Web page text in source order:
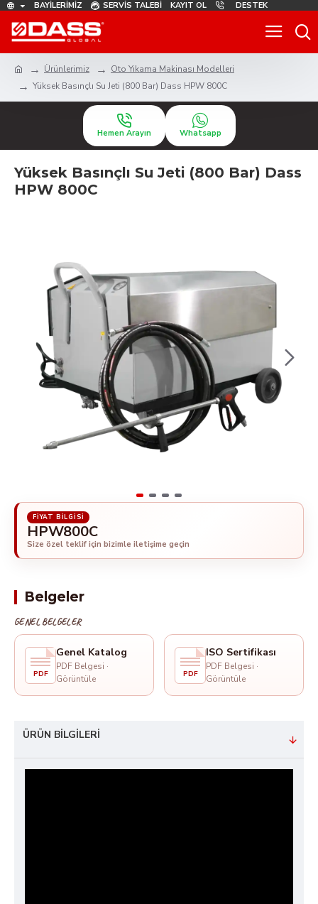
BAYILERIMIZ SERVIS TALEBI KAYIT OL DESTEK
Ürünlerimiz
Oto Yıkama Makinası Modelleri
Yüksek Basınçlı Su Jeti (800 Bar) Dass HPW 800C
Hemen Arayın Whatsapp
Yüksek Basınçlı Su Jeti (800 Bar) Dass
HPW 800C
HPW800C
Belgeler
GENEL BELGELER
PDF
Genel Katalog
PDF Belgesi ·
Görüntüle
PDF
ISO Sertifikası
PDF Belgesi ·
Görüntüle
ÜRÜN BILGILERI